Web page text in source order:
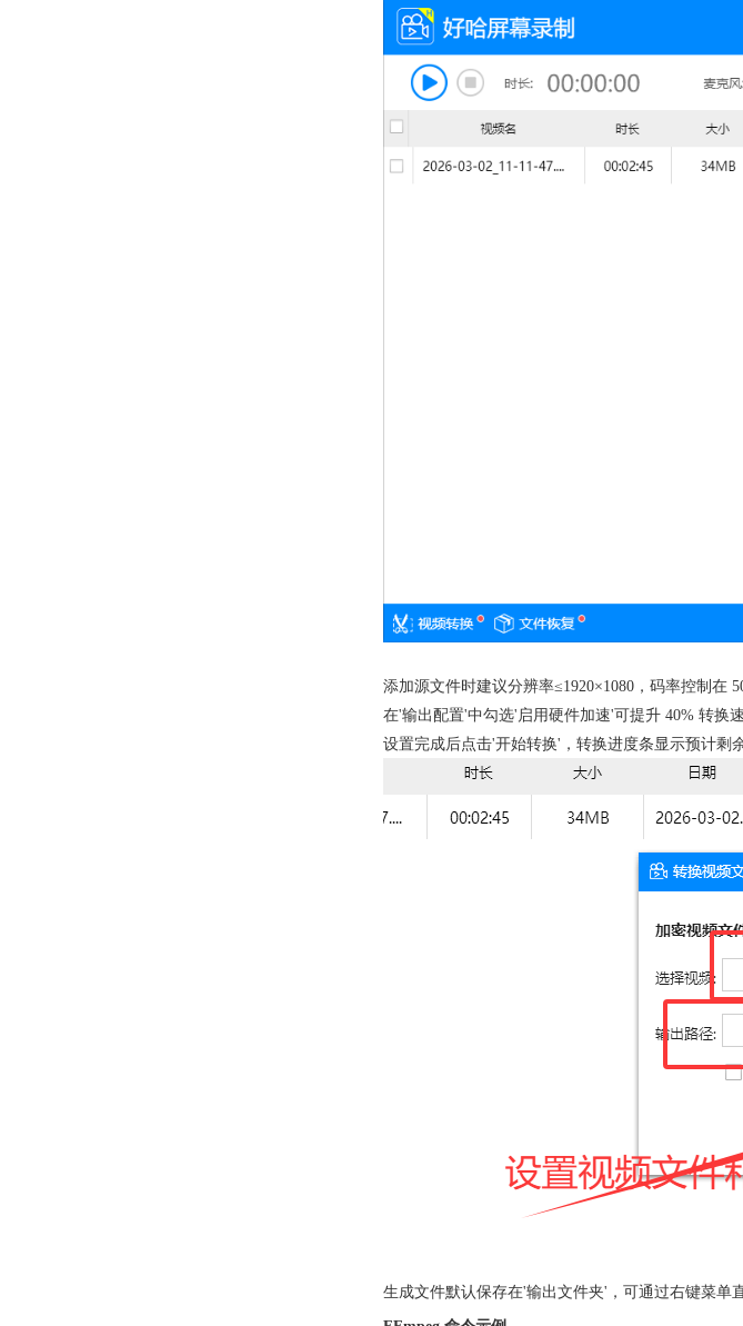
添加源文件时建议分辨率≤1920×1080，码率控制在
在'输出配置'中勾选'启用硬件加速'可提升 40% 转换
设置完成后点击'开始转换'，转换进度条显示预计剩
生成文件默认保存在'输出文件夹'，可通过右键菜单